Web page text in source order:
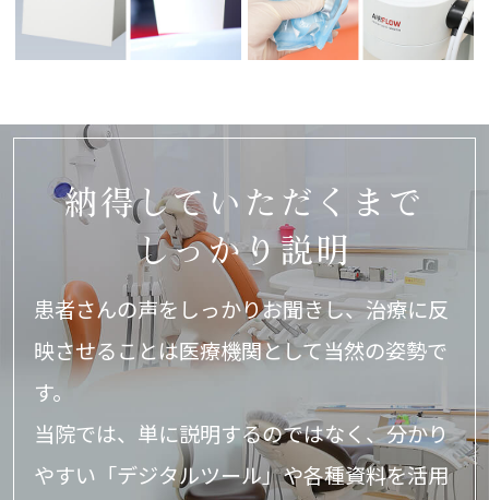
納得していただくまで
しっかり説明
患者さんの声をしっかりお聞きし、治療に反
映させることは医療機関として当然の姿勢で
す。
当院では、単に説明するのではなく、分かり
やすい「デジタルツール」や各種資料を活用